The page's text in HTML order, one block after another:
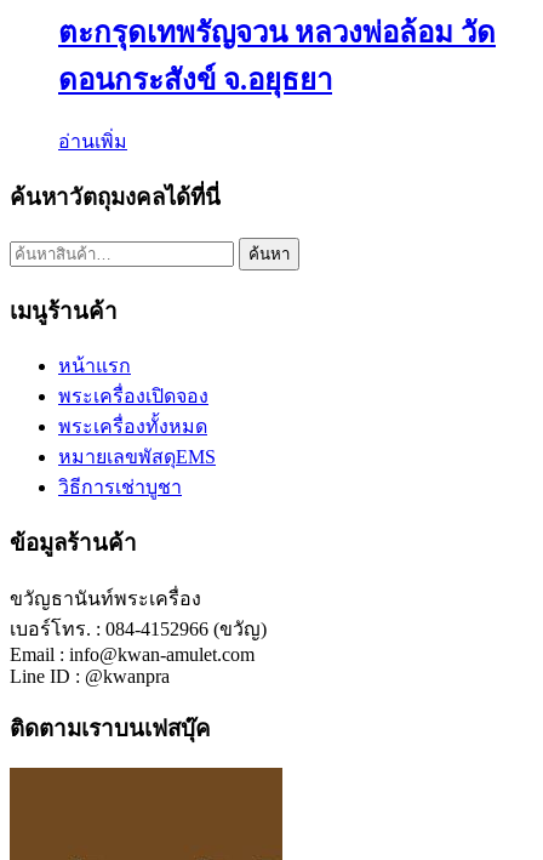
ตะกรุดเทพรัญจวน หลวงพ่อล้อม วัด
ดอนกระสังข์ จ.อยุธยา
อ่านเพิ่ม
ค้นหาวัตถุมงคลได้ที่นี่
ค้นหา: ค้นหา
เมนูร้านค้า
หน้าแรก
พระเครื่องเปิดจอง
พระเครื่องทั้งหมด
หมายเลขพัสดุEMS
วิธีการเช่าบูชา
ข้อมูลร้านค้า
ขวัญธานันท์พระเครื่อง
เบอร์โทร. : 084-4152966 (ขวัญ)
Email : info@kwan-amulet.com
Line ID : @kwanpra
ติดตามเราบนเฟสบุ๊ค